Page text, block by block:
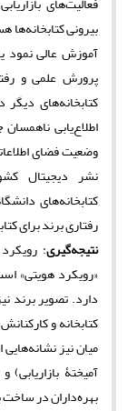
بیرونی
آموزش عالی نمود
پرورش علمی و
کتابخانه‌های
اطلاع‌یابی
وضعیت فضای
نشر دیجیتال
کتابخانه‌های
رفتاری برند برای
نتیجه‌گیری:
«رویکرد هویتی»
دارد. تصویر برند
کتابخانه و
میان نیز
آمیختۀ
بهره‌داران در